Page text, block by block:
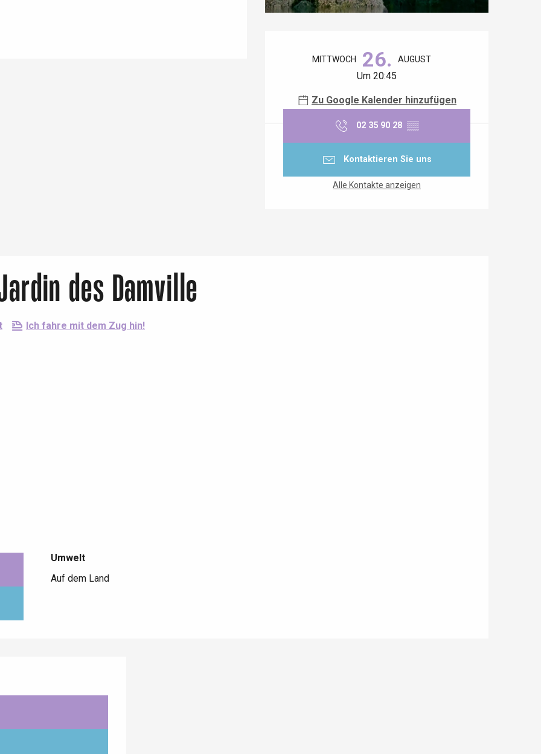
MITTWOCH 26. AUGUST
Um 20:45
Zu Google Kalender hinzufügen
02 35 90 28 ▒▒
Kontaktieren Sie uns
Alle Kontakte anzeigen
des Damville
Ich fahre mit dem Zug hin!
Umwelt
Umwelt
Auf dem Land